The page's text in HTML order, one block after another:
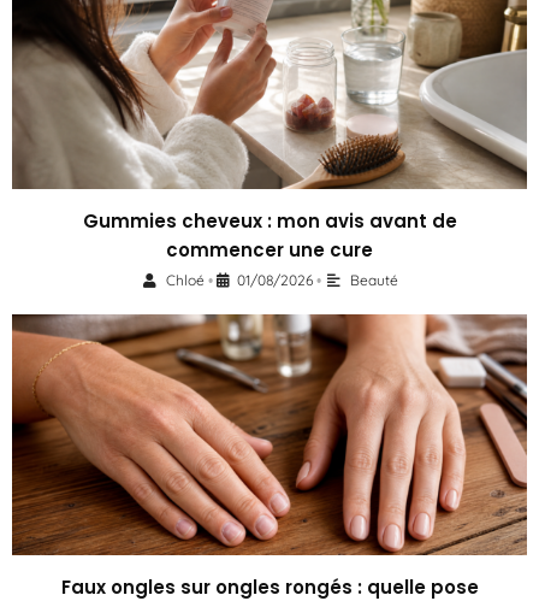
Gummies cheveux : mon avis avant de
commencer une cure
Chloé • 01/08/2026 • Beauté
Faux ongles sur ongles rongés : quelle pose